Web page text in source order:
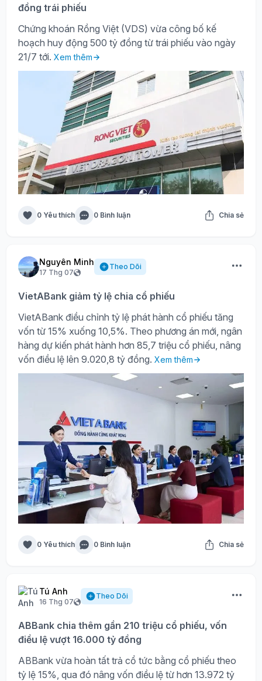
đồng trái phiếu
Chứng khoán Rồng Việt (VDS) vừa công bố kế
hoạch huy động 500 tỷ đồng từ trái phiếu vào ngày
21/7 tới. Xem thêm
0 Yêu thích 0 Bình luận Chia sẻ
Nguyên Minh
17 Thg 07
Theo Dõi
VietABank giảm tỷ lệ chia cổ phiếu
VietABank điều chỉnh tỷ lệ phát hành cổ phiếu tăng
vốn từ 15% xuống 10,5%. Theo phương án mới, ngân
hàng dự kiến phát hành hơn 85,7 triệu cổ phiếu, nâng
vốn điều lệ lên 9.020,8 tỷ đồng. Xem thêm
0 Yêu thích 0 Bình luận Chia sẻ
Tú Anh
16 Thg 07
Theo Dõi
ABBank chia thêm gần 210 triệu cổ phiếu, vốn
điều lệ vượt 16.000 tỷ đồng
ABBank vừa hoàn tất trả cổ tức bằng cổ phiếu theo
tỷ lệ 15%, qua đó nâng vốn điều lệ từ hơn 13.972 tỷ